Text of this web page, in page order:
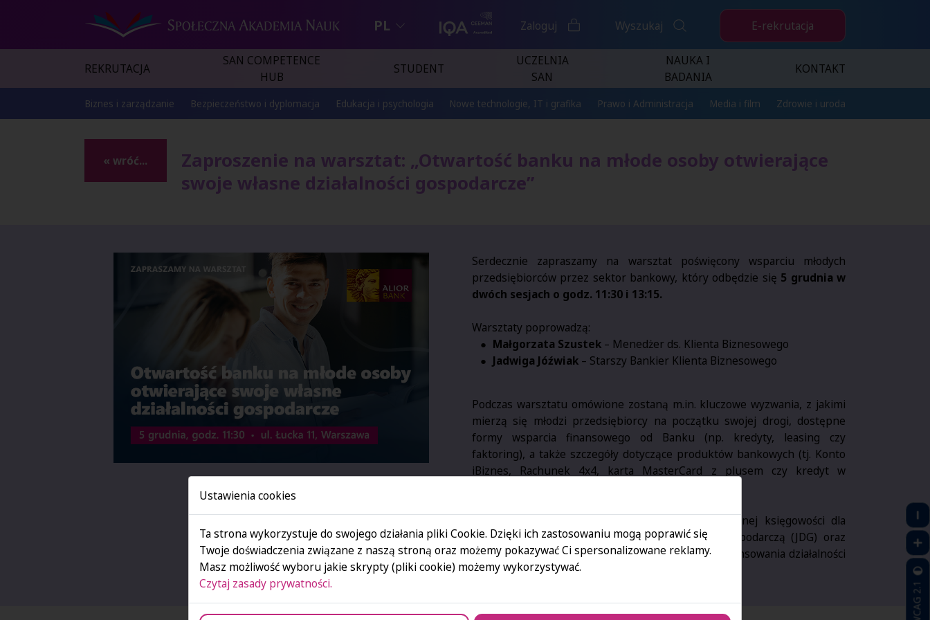
PL Zaloguj Wyszukaj E-rekrutacja
REKRUTACJA
SAN COMPETENCE
HUB
STUDENT
UCZELNIA
SAN
NAUKA I
BADANIA
KONTAKT
Biznes i zarządzanie Bezpieczeństwo i dyplomacja Edukacja i psychologia Nowe technologie, IT i grafika Prawo i Administracja Media i film Zdrowie i uroda
« wróć...
Zaproszenie na warsztat: „Otwartość banku na młode osoby otwierające
swoje własne działalności gospodarcze”
Serdecznie zapraszamy na warsztat poświęcony wsparciu młodych
przedsiębiorców przez sektor bankowy, który odbędzie się 5 grudnia w
dwóch sesjach o godz. 11:30 i 13:15.
Warsztaty poprowadzą:
Małgorzata Szustek – Menedżer ds. Klienta Biznesowego
Jadwiga Jóźwiak – Starszy Bankier Klienta Biznesowego
Podczas warsztatu omówione zostaną m.in. kluczowe wyzwania, z jakimi
mierzą się młodzi przedsiębiorcy na początku swojej drogi, dostępne
formy wsparcia finansowego od Banku (np. kredyty, leasing czy
faktoring), a także szczegóły dotyczące produktów bankowych (tj. Konto
iBiznes, Rachunek 4x4, karta MasterCard z plusem czy kredyt w
Dodatkowo poruszone zostaną kwestie uproszczonej księgowości dla
osób prowadzących jednoosobową działalność gospodarczą (JDG) oraz
zaprezentowane zostaną konkretne możliwości finansowania działalności
gospodarczej na przykładzie oferty
WCAG 2.1
Ustawienia cookies
Ta strona wykorzystuje do swojego działania pliki Cookie. Dzięki ich zastosowaniu mogą poprawić się
Twoje doświadczenia związane z naszą stroną oraz możemy pokazywać Ci spersonalizowane reklamy.
Masz możliwość wyboru jakie skrypty (pliki cookie) możemy wykorzystywać.
Czytaj zasady prywatności.